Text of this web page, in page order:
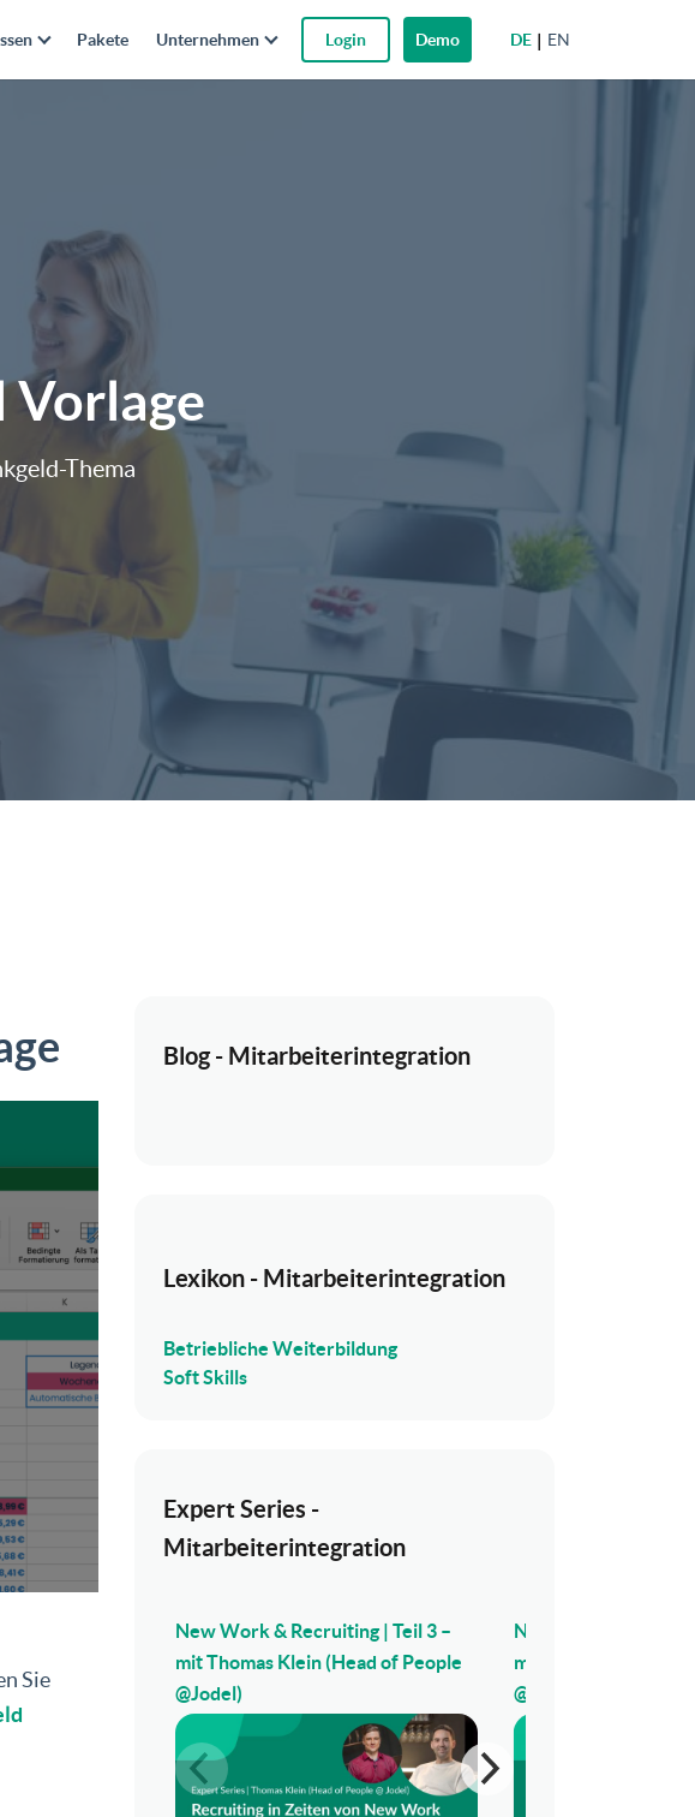
DE EN
Pakete Unternehmen Login Demo
Vorlage
Thema
Sie
Blog - Mitarbeiterintegration
Lexikon - Mitarbeiterintegration
Betriebliche Weiterbildung
Soft Skills
Expert Series -
Mitarbeiterintegration
New Work & Recruiting | Teil 3 –
mit Thomas Klein (Head of People
@Jodel)
New Work &
mit Thomas Klein
@Jodel)